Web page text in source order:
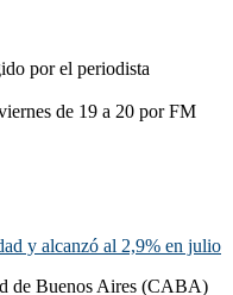
por el periodista
de 19 a 20 por FM
y alcanzó al 2,9% en julio
de Buenos Aires (CABA)